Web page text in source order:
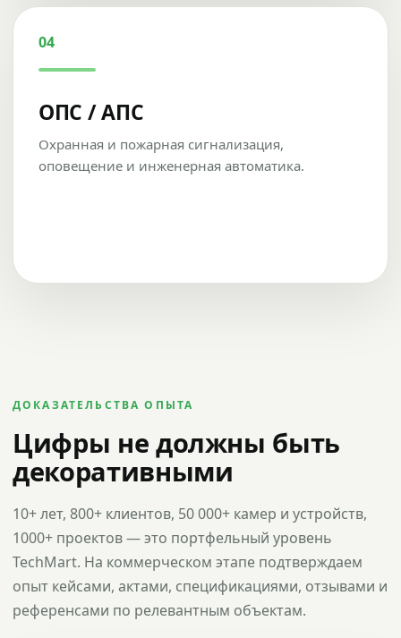
04
ОПС / АПС
Охранная и пожарная сигнализация,
оповещение и инженерная автоматика.
ДОКАЗАТЕЛЬСТВА ОПЫТА
Цифры не должны быть
декоративными
10+ лет, 800+ клиентов, 50 000+ камер и устройств,
1000+ проектов — это портфельный уровень
TechMart. На коммерческом этапе подтверждаем
опыт кейсами, актами, спецификациями, отзывами и
референсами по релевантным объектам.